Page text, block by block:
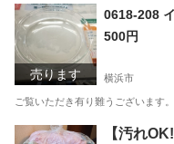
神奈川 横浜市
売ります
0618-208
500円
横浜市
ご覧いただき有り難うございま
神奈川 横浜市 食器
【汚れ